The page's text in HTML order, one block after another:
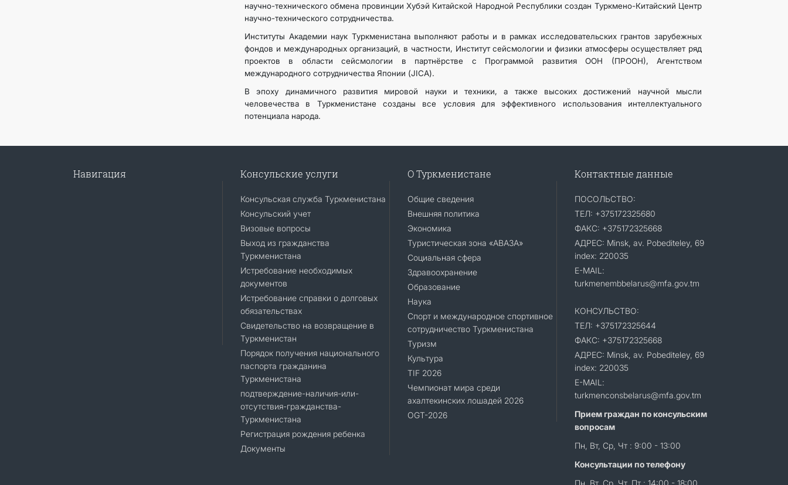
научно-технического обмена провинции Хубэй Китайской Народной Республики создан Туркмено-Китайский Центр
научно-технического сотрудничества.
Институты Академии наук Туркменистана выполняют работы и в рамках исследовательских грантов зарубежных
фондов и международных организаций, в частности, Институт сейсмологии и физики атмосферы осуществляет ряд
проектов в области сейсмологии в партнёрстве с Программой развития ООН (ПРООН), Агентством
международного сотрудничества Японии (JICA).
В эпоху динамичного развития мировой науки и техники, а также высоких достижений научной мысли
человечества в Туркменистане созданы все условия для эффективного использования интеллектуального
потенциала народа.
Навигация Консульские услуги
Консульская служба Туркменистана
Консульский учет
Визовые вопросы
Выход из гражданства
Туркменистана
Истребование необходимых
документов
Истребование справки о долговых
обязательствах
Свидетельство на возвращение в
Туркменистан
Порядок получения национального
паспорта гражданина
Туркменистана
подтверждение-наличия-или-
отсутствия-гражданства-
Туркменистана
Регистрация рождения ребенка
Документы
О Туркменистане
Общие сведения
Внешняя политика
Экономика
Туристическая зона «АВАЗА»
Социальная сфера
Здравоохранение
Образование
Наука
Спорт и международное спортивное
сотрудничество Туркменистана
Туризм
Культура
TIF 2026
Чемпионат мира среди
ахалтекинских лошадей 2026
OGT-2026
Контактные данные
ПОСОЛЬСТВО:
ТЕЛ: +375172325680
ФАКС: +375172325668
АДРЕС: Minsk, av. Pobediteley, 69
index: 220035
E-MAIL:
turkmenembbelarus@mfa.gov.tm
КОНСУЛЬСТВО:
ТЕЛ: +375172325644
ФАКС: +375172325668
АДРЕС: Minsk, av. Pobediteley, 69
index: 220035
E-MAIL:
turkmenconsbelarus@mfa.gov.tm
Прием граждан по консульским
вопросам
Пн, Вт, Ср, Чт : 9:00 - 13:00
Консультации по телефону
Пн, Вт, Ср, Чт, Пт : 14:00 - 18:00